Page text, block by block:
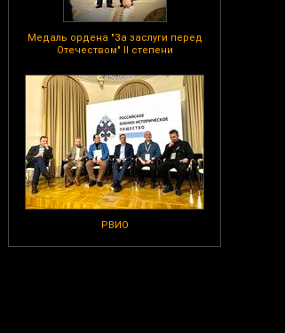
Медаль ордена "За заслуги перед
Отечеством" II степени
РВИО